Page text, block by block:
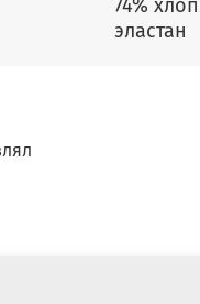
74%
эластан